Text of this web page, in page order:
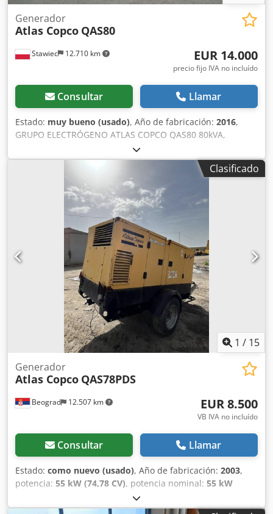
Stawiec 12.710 km
Generador
Atlas Copco QAS80
EUR 14.000
precio fijo IVA no incluído
Consultar Llamar
Estado: muy bueno (usado), Año de fabricación: 2016,
GRUPO ELECTRÓGENO ATLAS COPCO QAS80 80kVA,
fabricación 2016 Especificaciones técnicas: Potencia: 80
kVA (64 kW); año de fabricación: 2016; motor: PERKINS
horas de funcionamiento: 2950 horas El grupo electrógeno
está en perfecto estado de funcionamiento. Precio neto:
59.500 PLN Precio bruto: 73.185 PLN Crjdpfjzcn Dzsx Adhjf
Clasificado
1 / 15
Beograd 12.507 km
Generador
Atlas Copco QAS78PDS
EUR 8.500
VB IVA no incluído
Consultar Llamar
Estado: como nuevo (usado), Año de fabricación: 2003,
potencia: 55 kW (74,78 CV), potencia nominal: 55 kW
, excelente estado Crsdpfx Adjy Rqmiehsf